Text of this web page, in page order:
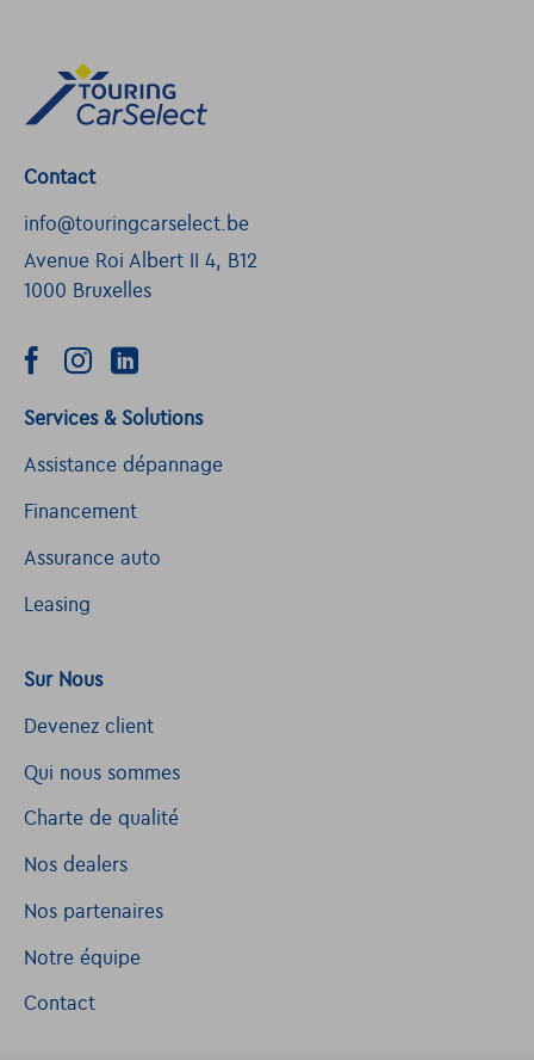
Contact
info@touringcarselect.be
Avenue Roi Albert II 4, B12
1000 Bruxelles
Services & Solutions
Assistance dépannage
Financement
Assurance auto
Leasing
Sur Nous
Devenez client
Qui nous sommes
Charte de qualité
Nos dealers
Nos partenaires
Notre équipe
Contact